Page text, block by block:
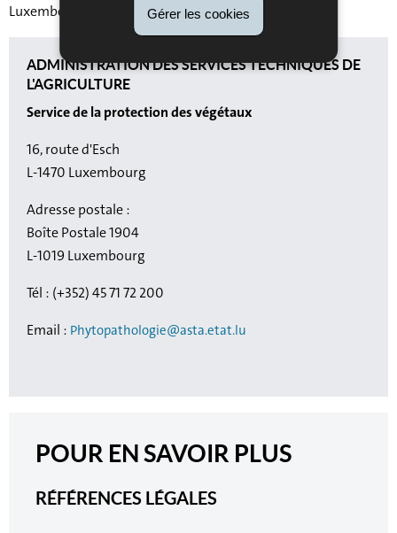
Gérer les cookies
Luxembourg.
ADMINISTRATION DES SERVICES TECHNIQUES DE
L'AGRICULTURE
Service de la protection des végétaux
16, route d'Esch
L-1470 Luxembourg
Adresse postale :
Boîte Postale 1904
L-1019 Luxembourg
Tél : (+352) 45 71 72 200
Email : Phytopathologie@asta.etat.lu
POUR EN SAVOIR PLUS
RÉFÉRENCES LÉGALES